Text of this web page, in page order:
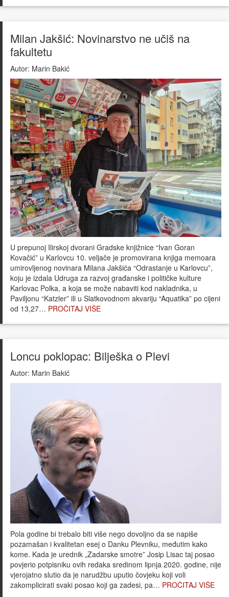
Milan Jakšić: Novinarstvo ne učiš na
fakultetu
Autor: Marin Bakić
U prepunoj Ilirskoj dvorani Gradske knjižnice “Ivan Goran
Kovačić” u Karlovcu 10. veljače je promovirana knjiga memoara
umirovljenog novinara Milana Jakšića “Odrastanje u Karlovcu”,
koju je izdala Udruga za razvoj građanske i političke kulture
Karlovac Polka, a koja se može nabaviti kod nakladnika, u
Paviljonu “Katzler” ili u Slatkovodnom akvariju “Aquatika” po cijeni
od 13,27… PROČITAJ VIŠE
Loncu poklopac: Bilješka o Plevi
Autor: Marin Bakić
Pola godine bi trebalo biti više nego dovoljno da se napiše
pozamašan i kvalitetan esej o Danku Plevniku, međutim kako
kome. Kada je urednik „Zadarske smotre” Josip Lisac taj posao
povjerio potpisniku ovih redaka sredinom lipnja 2020. godine, nije
vjerojatno slutio da je narudžbu uputio čovjeku koji voli
zakomplicirati svaki posao koji ga zadesi, pa… PROČITAJ VIŠE